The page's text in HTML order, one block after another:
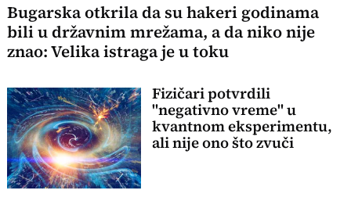
Bugarska otkrila da su hakeri godinama
bili u državnim mrežama, a da niko nije
znao: Velika istraga je u toku
Fizičari potvrdili
"negativno vreme" u
kvantnom eksperimentu,
ali nije ono što zvuči